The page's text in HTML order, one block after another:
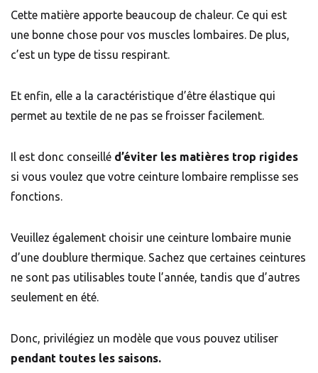
Cette matière apporte beaucoup de chaleur. Ce qui est
une bonne chose pour vos muscles lombaires. De plus,
c’est un type de tissu respirant.
Et enfin, elle a la caractéristique d’être élastique qui
permet au textile de ne pas se froisser facilement.
Il est donc conseillé d’éviter les matières trop rigides
si vous voulez que votre ceinture lombaire remplisse ses
fonctions.
Veuillez également choisir une ceinture lombaire munie
d’une doublure thermique. Sachez que certaines ceintures
ne sont pas utilisables toute l’année, tandis que d’autres
seulement en été.
Donc, privilégiez un modèle que vous pouvez utiliser
pendant toutes les saisons.